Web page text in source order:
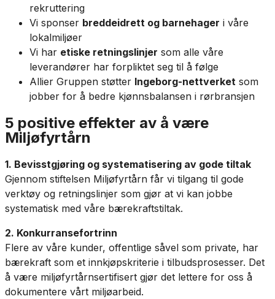
rekruttering
Vi sponser breddeidrett og barnehager i våre
lokalmiljøer
Vi har etiske retningslinjer som alle våre
leverandører har forpliktet seg til å følge
Allier Gruppen støtter Ingeborg-nettverket som
jobber for å bedre kjønnsbalansen i rørbransjen
5 positive effekter av å være
Miljøfyrtårn
1. Bevisstgjøring og systematisering av gode tiltak
Gjennom stiftelsen Miljøfyrtårn får vi tilgang til gode
verktøy og retningslinjer som gjør at vi kan jobbe
systematisk med våre bærekraftstiltak.
2. Konkurransefortrinn
Flere av våre kunder, offentlige såvel som private, har
bærekraft som et innkjøpskriterie i tilbudsprosesser. Det
å være miljøfyrtårnsertifisert gjør det lettere for oss å
dokumentere vårt miljøarbeid.